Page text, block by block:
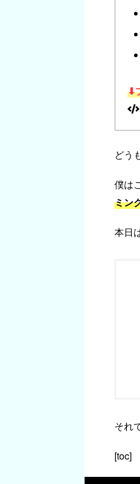
⬇︎
どう
僕は
ミン
本日
それ
[toc]